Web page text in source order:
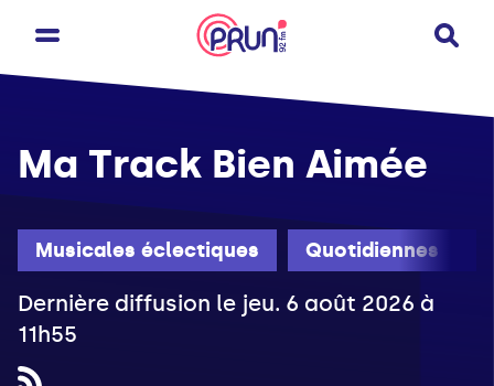
Musicales éclectiques Quotidiennes
Ma Track Bien Aimée
Dernière diffusion le jeu. 6 août 2026 à
11h55